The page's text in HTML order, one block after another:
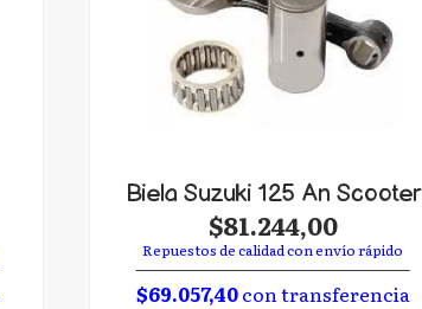
Biela Suzuki 125 An Scooter
$81.244,00
Repuestos de calidad con envío rápido
$69.057,40con transferencia